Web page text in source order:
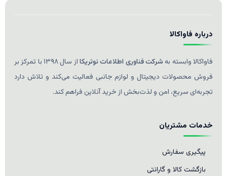
درباره فاواکالا
فاواکالا وابسته به شرکت فناوری اطلاعات نوتریکا
از سال ۱۳۹۸ با تمرکز بر
فروش محصولات دیجیتال و لوازم جانبی فعالیت می‌کند و تلاش دارد
تجربه‌ای سریع، امن و لذت‌بخش از خرید آنلاین فراهم کند.
خدمات مشتریان
پیگیری سفارش
بازگشت کالا و گارانتی